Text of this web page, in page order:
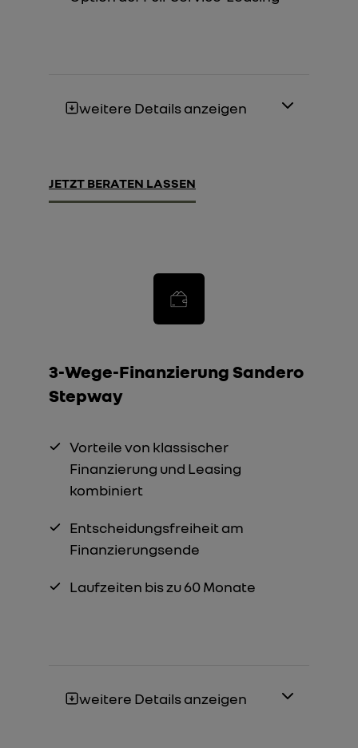
weitere Details anzeigen
JETZT BERATEN LASSEN
3-Wege-Finanzierung Sandero
Stepway
Vorteile von klassischer
Finanzierung und Leasing
kombiniert
Entscheidungsfreiheit am
Finanzierungsende
Laufzeiten bis zu 60 Monate
weitere Details anzeigen